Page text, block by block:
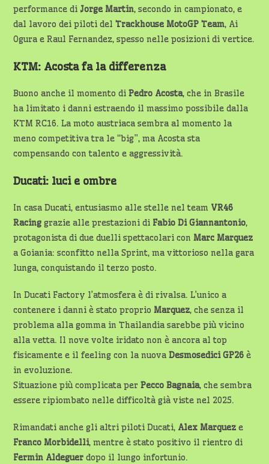
performance di Jorge Martin, secondo in campionato, e
dal lavoro dei piloti delTrackhouse MotoGP Team, Ai
Ogura e Raul Fernandez, spesso nelle posizioni di vertice.
KTM: Acosta fa la differenza
Buono anche il momento diPedro Acosta, che in Brasile
ha limitato i danni estraendo il massimo possibile dalla
KTM RC16. La moto austriaca sembra al momento la
meno competitiva tra le “big”, ma Acosta sta
compensando con talento e aggressività.
Ducati: luci e ombre
In casa Ducati, entusiasmo alle stelle nel team VR46
Racing grazie alle prestazioni di Fabio Di Giannantonio,
protagonista di due duelli spettacolari conMarc Marquez
a Goiania: sconfitto nella Sprint, ma vittorioso nella gara
lunga, conquistando il terzo posto.
In Ducati Factory l’atmosfera è di rivalsa. L’unico a
contenere i danni è stato proprioMarquez, che senza il
problema alla gomma in Thailandia sarebbe più vicino
alla vetta. Il nove volte iridato non è ancora al top
fisicamente e il feeling con la nuovaDesmosedici GP26 è
in evoluzione.
Situazione più complicata perPecco Bagnaia, che sembra
essere ripiombato nelle difficoltà già viste nel 2025.
Rimandati anche gli altri piloti Ducati, Alex Marquez e
Franco Morbidelli, mentre è stato positivo il rientro di
Fermin Aldeguer dopo il lungo infortunio.